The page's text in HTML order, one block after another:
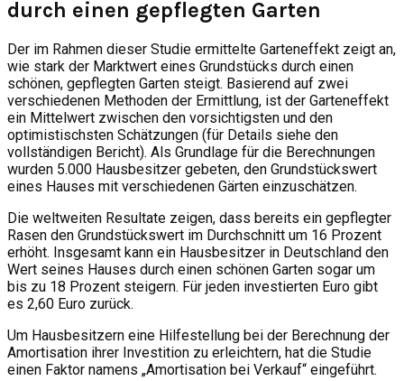
durch einen gepflegten Garten
Der im Rahmen dieser Studie ermittelte Garteneffekt zeigt an,
wie stark der Marktwert eines Grundstücks durch einen
schönen, gepflegten Garten steigt. Basierend auf zwei
verschiedenen Methoden der Ermittlung, ist der Garteneffekt
ein Mittelwert zwischen den vorsichtigsten und den
optimistischsten Schätzungen (für Details siehe den
vollständigen Bericht). Als Grundlage für die Berechnungen
wurden 5.000 Hausbesitzer gebeten, den Grundstückswert
eines Hauses mit verschiedenen Gärten einzuschätzen.
Die weltweiten Resultate zeigen, dass bereits ein gepflegter
Rasen den Grundstückswert im Durchschnitt um 16 Prozent
erhöht. Insgesamt kann ein Hausbesitzer in Deutschland den
Wert seines Hauses durch einen schönen Garten sogar um
bis zu 18 Prozent steigern. Für jeden investierten Euro gibt
es 2,60 Euro zurück.
Um Hausbesitzern eine Hilfestellung bei der Berechnung der
Amortisation ihrer Investition zu erleichtern, hat die Studie
einen Faktor namens „Amortisation bei Verkauf“ eingeführt.